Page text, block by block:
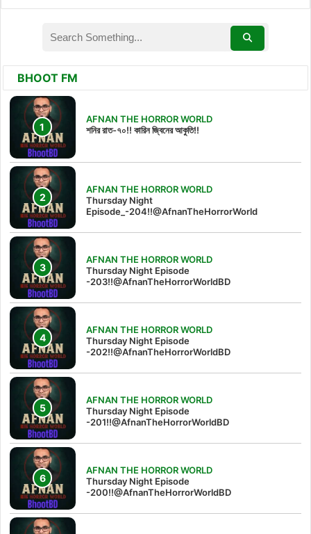
BHOOT FM
AFNAN THE HORROR WORLD
শনির রাত-৭০!! কারিন জ্বিনের আকুতি!!
AFNAN THE HORROR WORLD
Thursday Night
Episode_-204!!@AfnanTheHorrorWorld
AFNAN THE HORROR WORLD
Thursday Night Episode
-203!!@AfnanTheHorrorWorldBD
AFNAN THE HORROR WORLD
Thursday Night Episode
-202!!@AfnanTheHorrorWorldBD
AFNAN THE HORROR WORLD
Thursday Night Episode
-201!!@AfnanTheHorrorWorldBD
AFNAN THE HORROR WORLD
Thursday Night Episode
-200!!@AfnanTheHorrorWorldBD